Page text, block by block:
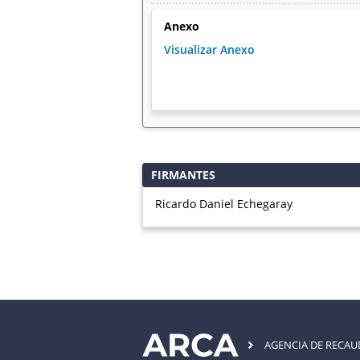
Anexo
Visualizar Anexo
FIRMANTES
Ricardo Daniel Echegaray
AGENCIA DE